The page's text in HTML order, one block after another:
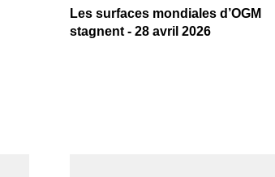
Les surfaces mondiales d’OGM
stagnent - 28 avril 2026